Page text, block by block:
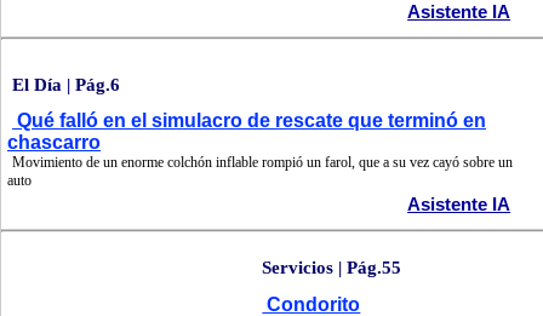
Asistente IA
El Día | Pág.6
Qué falló en el simulacro de rescate que terminó en
chascarro
Movimiento de un enorme colchón inflable rompió un farol, que a su vez cayó sobre un
auto
Asistente IA
Servicios | Pág.55
Condorito